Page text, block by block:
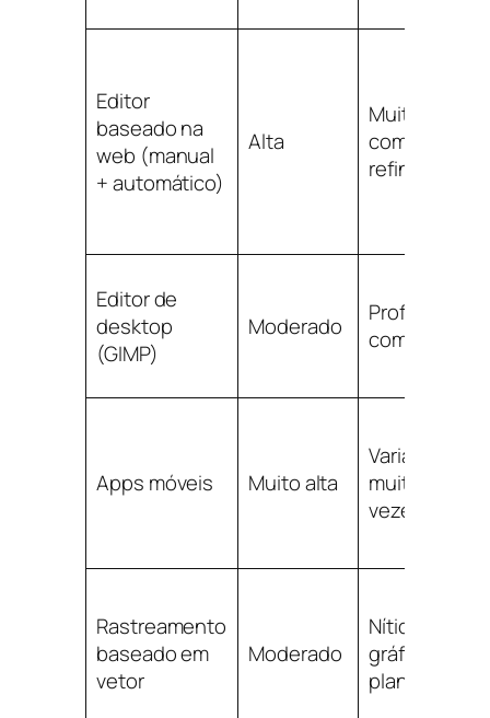
Editor
baseado na
web (manual
+ automático)
Alta
Muito bom
com
refinamento
Editor de
desktop
(GIMP)
Moderado
Profissional
com tempo
Apps móveis Muito alta
Varia,
muitas
vezes bom
Rastreamento
baseado em
vetor
Moderado
Nítido para
gráficos
planos